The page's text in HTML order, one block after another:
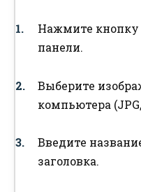
Нажмите кнопку
панели.
Выберите
компьютера
Введите
заголовка.